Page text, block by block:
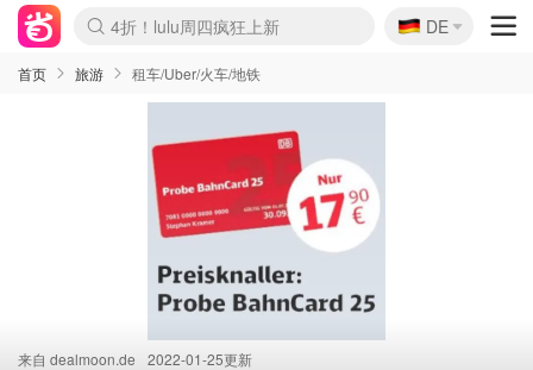
Boticinal 夏促开抢！
4折！lulu周四疯狂上新
还没结束！&OtherStories大促
Joybuy变相75折 随时失效
速领！Stanley独家85折
疑似霸哥！Camper额外叠85折
Zalando 奥莱闪促！每日更新
Moncler反季囤！5折起+叠9折
Coach Brooklyn仅€192
🇩🇪
DE
首页 旅游 租车/Uber/火车/地铁
来自 dealmoon.de 2022-01-25更新